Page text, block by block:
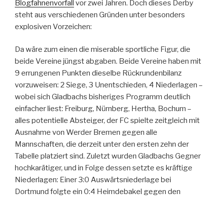
Blogfahnenvorfall vor zwei Jahren. Doch dieses Derby
steht aus verschiedenen Gründen unter besonders
explosiven Vorzeichen:
Da wäre zum einen die miserable sportliche Figur, die
beide Vereine jüngst abgaben. Beide Vereine haben mit
9 errungenen Punkten dieselbe Rückrundenbilanz
vorzuweisen: 2 Siege, 3 Unentschieden, 4 Niederlagen –
wobei sich Gladbachs bisheriges Programm deutlich
einfacher liest: Freiburg, Nürnberg, Hertha, Bochum –
alles potentielle Absteiger, der FC spielte zeitgleich mit
Ausnahme von Werder Bremen gegen alle
Mannschaften, die derzeit unter den ersten zehn der
Tabelle platziert sind. Zuletzt wurden Gladbachs Gegner
hochkarätiger, und in Folge dessen setzte es kräftige
Niederlagen: Einer 3:0 Auswärtsniederlage bei
Dortmund folgte ein 0:4 Heimdebakel gegen den